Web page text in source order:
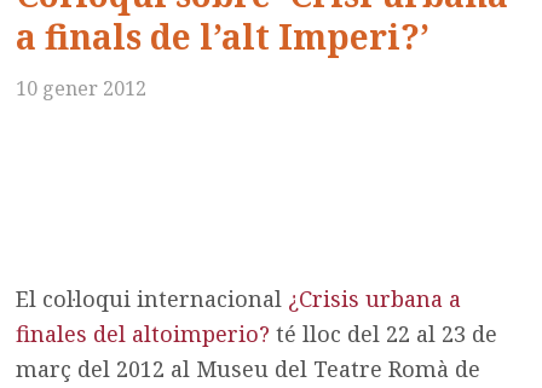
a finals de l’alt Imperi?’
10 gener 2012
El col·loqui internacional ¿Crisis urbana a
finales del altoimperio? té lloc del 22 al 23 de
març del 2012 al Museu del Teatre Romà de